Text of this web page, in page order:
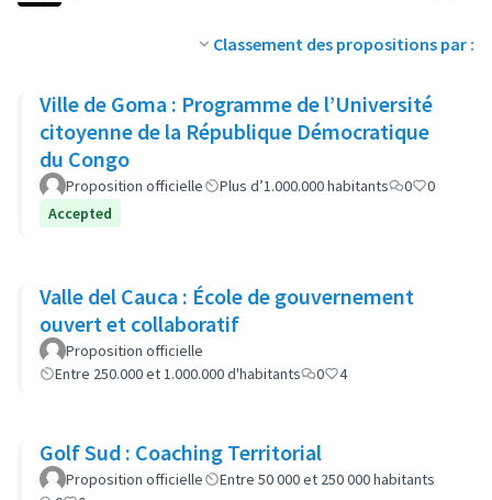
Classement des propositions par :
Ville de Goma : Programme de l’Université
citoyenne de la République Démocratique
du Congo
Proposition officielle Plus d’1.000.000 habitants 0
0
Accepted
Valle del Cauca : École de gouvernement
ouvert et collaboratif
Proposition officielle
Entre 250.000 et 1.000.000 d'habitants
0 4
Golf Sud : Coaching Territorial
Proposition officielle
Entre 50 000 et 250 000 habitants